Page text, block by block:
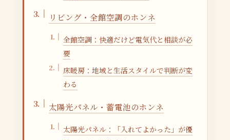
リビング・全館空調のホンネ
全館空調：快適だけど電気代と相談が必
要
床暖房：地域と生活スタイルで判断が変
わる
太陽光パネル・蓄電池のホンネ
太陽光パネル：「入れてよかった」が優